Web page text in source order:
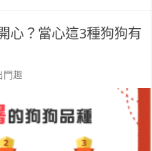
心？當心這3種狗狗有
門趣